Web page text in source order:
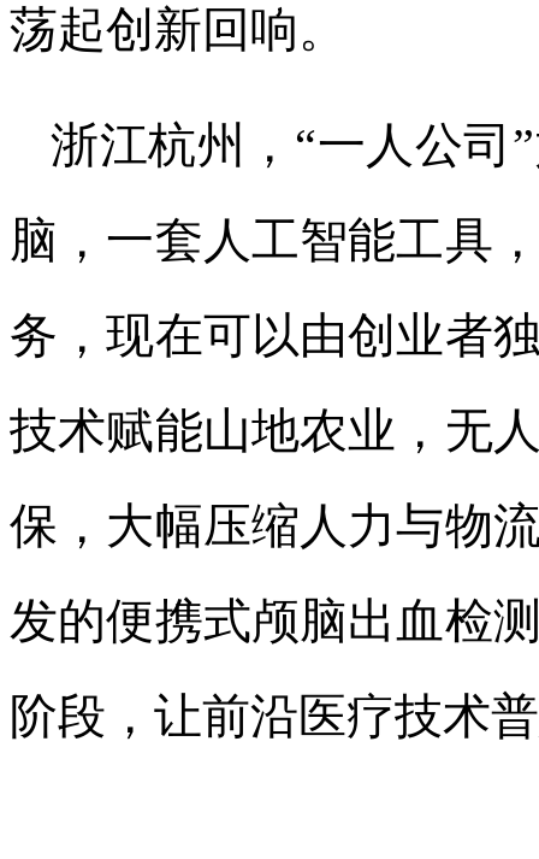
荡起创新回响。
浙江杭州，“一人公司
脑，一套人工智能工具
务，现在可以由创业者
技术赋能山地农业，无
保，大幅压缩人力与物
发的便携式颅脑出血检
阶段，让前沿医疗技术